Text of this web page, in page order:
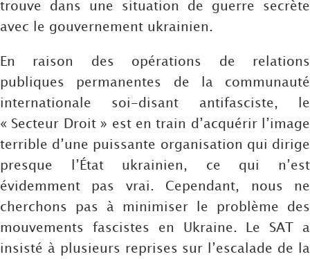
trouve dans une situation de guerre secrète
avec le gouvernement ukrainien.
En raison des opérations de relations
publiques permanentes de la communauté
internationale soi-disant antifasciste, le
« Secteur Droit » est en train d’acquérir l’image
terrible d’une puissante organisation qui dirige
presque l’État ukrainien, ce qui n’est
évidemment pas vrai. Cependant, nous ne
cherchons pas à minimiser le problème des
mouvements fascistes en Ukraine. Le SAT a
insisté à plusieurs reprises sur l’escalade de la